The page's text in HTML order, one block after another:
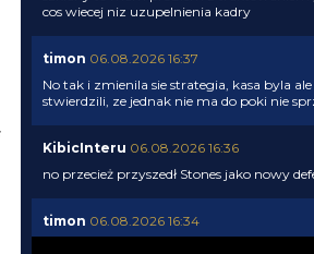
cos wiecej niz uzupelnienia kadry
timon 06.08.2026 16:37
No tak i zmienila sie strategia, kasa byla
stwierdzili, ze jednak nie ma do poki nie
KibicInteru 06.08.2026 16:36
no przecież przyszedł Stones jako nowy
timon 06.08.2026 16:34